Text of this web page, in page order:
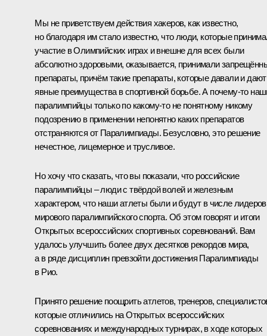
Мы не приветствуем действия хакеров, как известно,
но благодаря им стало известно, что люди, которые
участие в Олимпийских играх и внешне для всех были
абсолютно здоровыми, оказывается, принимали
препараты, причём такие препараты, которые давали и дают
явные преимущества в спортивной борьбе. А почему‑то
паралимпийцы только по какому‑то не понятному никому
подозрению в применении непонятно каких препаратов
отстраняются от Паралимпиады. Безусловно, это решение
нечестное, лицемерное и трусливое.
Но хочу что сказать, что вы показали, что российские
паралимпийцы – люди с твёрдой волей и железным
характером, что наши атлеты были и будут в числе лидеров
мирового паралимпийского спорта. Об этом говорят и итоги
Открытых всероссийских спортивных соревнований. Вам
удалось улучшить более двух десятков рекордов мира,
а в ряде дисциплин превзойти достижения Паралимпиады
в Рио.
Принято решение поощрить атлетов, тренеров,
которые отличились на Открытых всероссийских
соревнованиях и международных турнирах, в ходе которых